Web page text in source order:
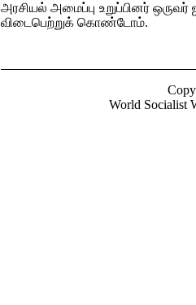
அரசியல் அமைப்பு உறுப்பினர் ஒருவர்
விடைபெற்றுக் கொண்டோம்.
World Socialist